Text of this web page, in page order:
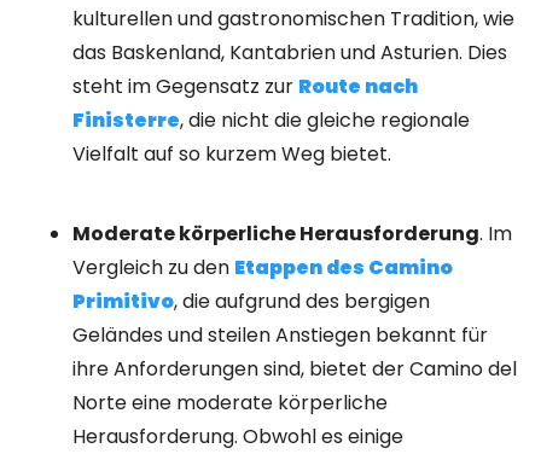
kulturellen und gastronomischen Tradition, wie
das Baskenland, Kantabrien und Asturien. Dies
steht im Gegensatz zur Route nach
Finisterre, die nicht die gleiche regionale
Vielfalt auf so kurzem Weg bietet.
Moderate körperliche Herausforderung. Im
Vergleich zu den Etappen des Camino
Primitivo, die aufgrund des bergigen
Geländes und steilen Anstiegen bekannt für
ihre Anforderungen sind, bietet der Camino del
Norte eine moderate körperliche
Herausforderung. Obwohl es einige